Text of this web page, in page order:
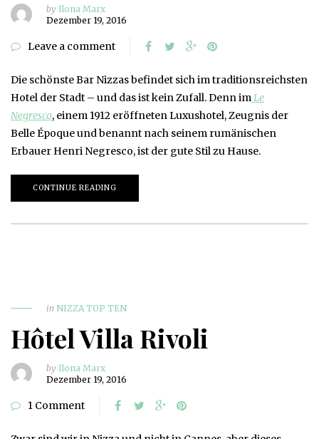
by Ilona Marx
Dezember 19, 2016
Leave a comment
Die schönste Bar Nizzas befindet sich im traditionsreichsten
Hotel der Stadt – und das ist kein Zufall. Denn imLe
Negresco, einem 1912 eröffneten Luxushotel, Zeugnis der
Belle Époque und benannt nach seinem rumänischen
Erbauer Henri Negresco, ist der gute Stil zu Hause.
CONTINUE READING
in NIZZA TOP TEN
Hôtel Villa Rivoli
by Ilona Marx
Dezember 19, 2016
1 Comment